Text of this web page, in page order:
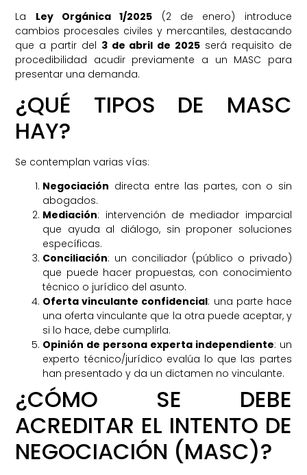
La Ley Orgánica 1/2025 (2 de enero) introduce
cambios procesales civiles y mercantiles, destacando
que a partir del 3 de abril de 2025 será requisito de
procedibilidad acudir previamente a un MASC para
presentar una demanda.
¿QUÉ TIPOS DE MASC
HAY?
Se contemplan varias vías:
Negociación directa entre las partes, con o sin
abogados.
Mediación: intervención de mediador imparcial
que ayuda al diálogo, sin proponer soluciones
específicas.
Conciliación: un conciliador (público o privado)
que puede hacer propuestas, con conocimiento
técnico o jurídico del asunto.
Oferta vinculante confidencial: una parte hace
una oferta vinculante que la otra puede aceptar, y
si lo hace, debe cumplirla.
Opinión de persona experta independiente: un
experto técnico/jurídico evalúa lo que las partes
han presentado y da un dictamen no vinculante.
¿CÓMO SE DEBE
ACREDITAR EL INTENTO DE
NEGOCIACIÓN (MASC)?